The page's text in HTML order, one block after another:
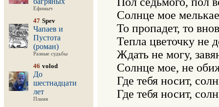
Ефимыч
47 Spev
Чапаев и
Пустота
(роман)
Разные судьбы
46 volod
До
шестнадцати
лет
Пламя
Солнце мое
То пропадет, то
Тепла цветочку не
Ждать не могу,
Солнце мое, не
Где тебя носит,
Где тебя носит,